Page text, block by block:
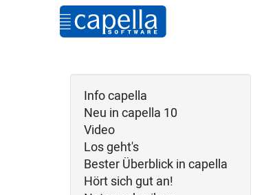
Info capella
Neu in capella 10
Video
Los geht's
Bester Überblick in capella
Hört sich gut an!